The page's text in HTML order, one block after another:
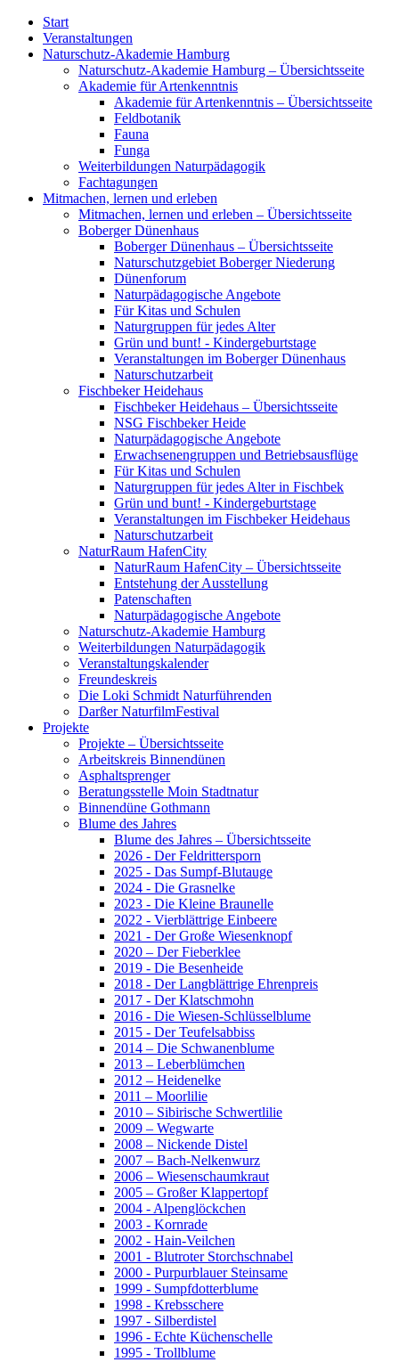
Start
Veranstaltungen
Naturschutz-Akademie Hamburg
Naturschutz-Akademie Hamburg – Übersichtsseite
Akademie für Artenkenntnis
Akademie für Artenkenntnis – Übersichtsseite
Feldbotanik
Fauna
Funga
Weiterbildungen Naturpädagogik
Fachtagungen
Mitmachen, lernen und erleben
Mitmachen, lernen und erleben – Übersichtsseite
Boberger Dünenhaus
Boberger Dünenhaus – Übersichtsseite
Naturschutzgebiet Boberger Niederung
Dünenforum
Naturpädagogische Angebote
Für Kitas und Schulen
Naturgruppen für jedes Alter
Grün und bunt! - Kindergeburtstage
Veranstaltungen im Boberger Dünenhaus
Naturschutzarbeit
Fischbeker Heidehaus
Fischbeker Heidehaus – Übersichtsseite
NSG Fischbeker Heide
Naturpädagogische Angebote
Erwachsenengruppen und Betriebsausflüge
Für Kitas und Schulen
Naturgruppen für jedes Alter in Fischbek
Grün und bunt! - Kindergeburtstage
Veranstaltungen im Fischbeker Heidehaus
Naturschutzarbeit
NaturRaum HafenCity
NaturRaum HafenCity – Übersichtsseite
Entstehung der Ausstellung
Patenschaften
Naturpädagogische Angebote
Naturschutz-Akademie Hamburg
Weiterbildungen Naturpädagogik
Veranstaltungskalender
Freundeskreis
Die Loki Schmidt Naturführenden
Darßer NaturfilmFestival
Projekte
Projekte – Übersichtsseite
Arbeitskreis Binnendünen
Asphaltsprenger
Beratungsstelle Moin Stadtnatur
Binnendüne Gothmann
Blume des Jahres
Blume des Jahres – Übersichtsseite
2026 - Der Feldrittersporn
2025 - Das Sumpf-Blutauge
2024 - Die Grasnelke
2023 - Die Kleine Braunelle
2022 - Vierblättrige Einbeere
2021 - Der Große Wiesenknopf
2020 – Der Fieberklee
2019 - Die Besenheide
2018 - Der Langblättrige Ehrenpreis
2017 - Der Klatschmohn
2016 - Die Wiesen-Schlüsselblume
2015 - Der Teufelsabbiss
2014 – Die Schwanenblume
2013 – Leberblümchen
2012 – Heidenelke
2011 – Moorlilie
2010 – Sibirische Schwertlilie
2009 – Wegwarte
2008 – Nickende Distel
2007 – Bach-Nelkenwurz
2006 – Wiesenschaumkraut
2005 – Großer Klappertopf
2004 - Alpenglöckchen
2003 - Kornrade
2002 - Hain-Veilchen
2001 - Blutroter Storchschnabel
2000 - Purpurblauer Steinsame
1999 - Sumpfdotterblume
1998 - Krebsschere
1997 - Silberdistel
1996 - Echte Küchenschelle
1995 - Trollblume